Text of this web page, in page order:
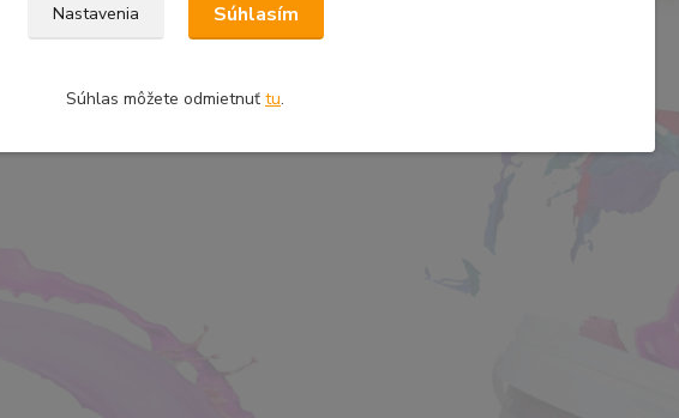
Nastavenia Súhlasím
Súhlas môžete odmietnuť tu.